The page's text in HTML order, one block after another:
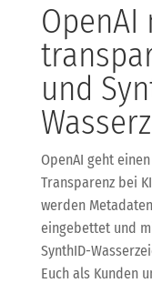
und
OpenAI geht
Transparenz bei
werden
eingebettet und
SynthID-
Euch als Kunden